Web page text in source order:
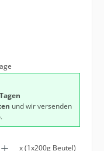
Tagen
und wir versenden
.
x (1x200g Beutel)